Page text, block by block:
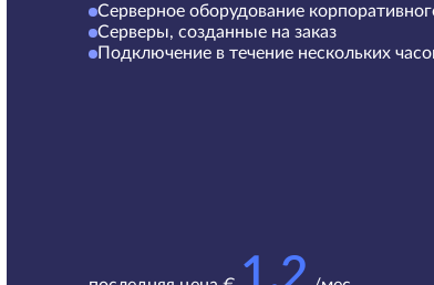
Серверное оборудование
Серверы, созданные на заказ
Подключение в течение нескольких